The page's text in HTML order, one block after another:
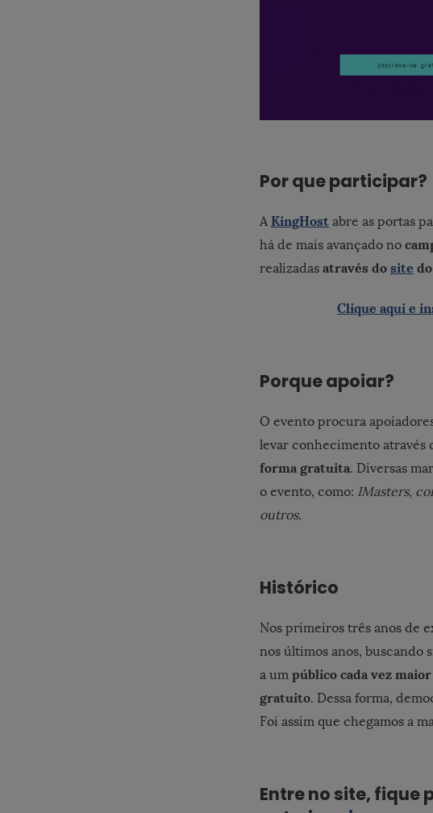
Por que participar?
A KingHost abre as portas
há de mais avançado no
realizadas através do site
Clique aqui e
Porque apoiar?
O evento procura
levar conhecimento através
forma gratuita. Diversas
o evento, como: IMasters,
outros.
Histórico
Nos primeiros três anos de
nos últimos anos, buscando
a um público cada vez
gratuito. Dessa forma,
Foi assim que chegamos a
Entre no site, fique